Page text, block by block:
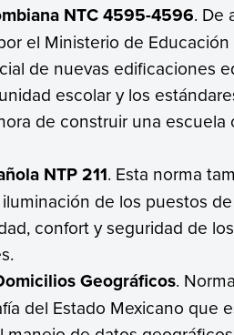
NTC 4595-4596. De
el Ministerio de
de nuevas edificaciones
escolar y los
de construir una
NTP 211. Esta norma
de los puestos
confort y seguridad de
Geográficos.
del Estado Mexicano que